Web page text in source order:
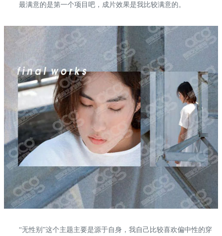
最满意的是第一个项目吧，成片效果是我比较满意的。
“无性别”这个主题主要是源于自身，我自己比较喜欢偏中性的穿